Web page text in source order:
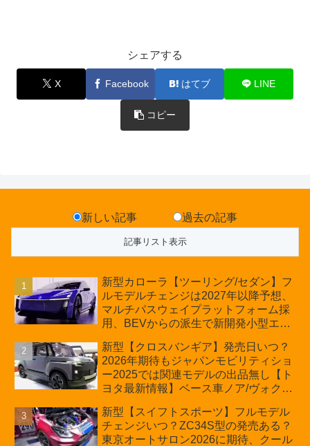
シェアする
X Facebook はてブ LINE
コピー
新しい記事 過去の記事
新型カローラ【ツーリング/セダン】フ
ルモデルチェンジは2027年以降予想、
マルチパスウェイプラットフォーム採
用、BEVからの派生で新開発小型エン
の採用は無しか【トヨタ最新情報】60
周年記念車発売
新型【クロスバンギア】発売日いつ？
2026年期待もジャパンモビリティショ
ー2025では関連モデルの出品無し【ト
ヨタ最新情報】ベース車ノア/ヴォクシ
ほか「コア」と「ツール」、デリカ
D:5対抗のクロスオーバーSUVミニバ
新型【スイフトスポーツ】フルモデル
チェンジいつ？ZC34S型の発売ある？
東京オートサロン2026に期待、クール